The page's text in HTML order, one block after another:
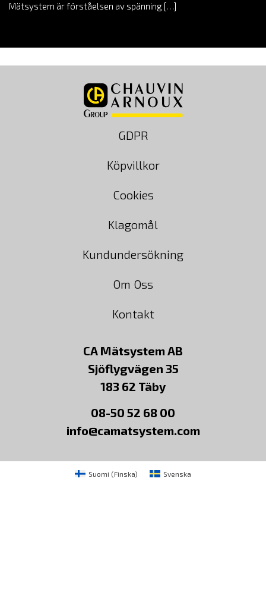
Mätsystem är förståelsen av spänning […]
GDPR
Köpvillkor
Cookies
Klagomål
Kundundersökning
Om Oss
Kontakt
CA Mätsystem AB
Sjöflygvägen 35
183 62 Täby
08-50 52 68 00
info@camatsystem.com
Suomi (Finska) Svenska